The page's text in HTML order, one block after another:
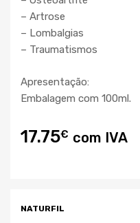
– Artrose
– Lombalgias
– Traumatismos
Apresentação:
Embalagem com 100ml.
17.75€ com IVA
NATURFIL